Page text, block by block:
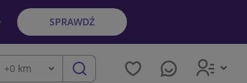
SPRAWDŹ
frazę
Odległość
+0 km szukaj